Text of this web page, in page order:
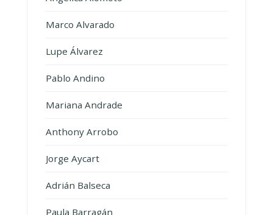
Marco Alvarado
Lupe Álvarez
Pablo Andino
Mariana Andrade
Anthony Arrobo
Jorge Aycart
Adrián Balseca
Paula Barragán